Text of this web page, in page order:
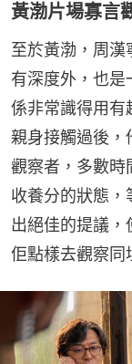
黃渤片場寡
至於黃渤，周漢
有深度外，也是
係非常識得用有
親身接觸過後，
觀察者，多數時
收養分的狀態，
出絕佳的提議，
佢點樣去觀察同